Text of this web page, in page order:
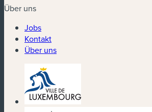
Über uns
Jobs
Kontakt
Über uns